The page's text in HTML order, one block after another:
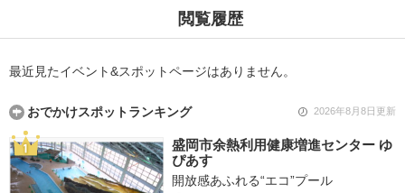
閲覧履歴
最近見たイベント&スポットページはありません。
おでかけスポットランキング 2026年8月8日更新
盛岡市余熱利用健康増進センター ゆ
ぴあす
開放感あふれる“エコ”プール